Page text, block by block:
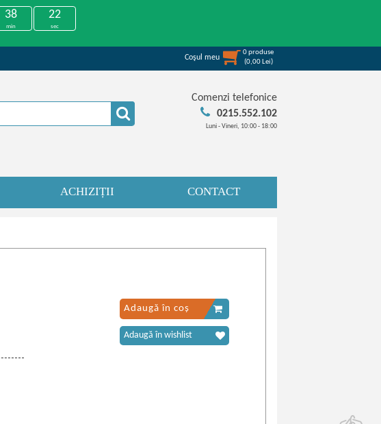
38
min
22
sec
Coşul meu
0produse
(0,00 Lei)
Comenzi telefonice
0215.552.102
Luni - Vineri, 10:00 - 18:00
ACHIZIȚII CONTACT
Adaugă în coș
Adaugă în wishlist